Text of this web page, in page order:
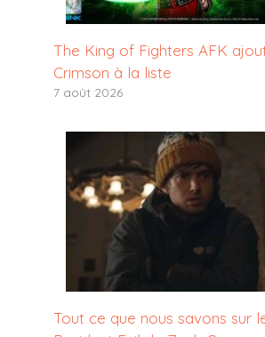
The King of Fighters AFK
Crimson à la liste
7 août 2026
Tout ce que nous savons sur